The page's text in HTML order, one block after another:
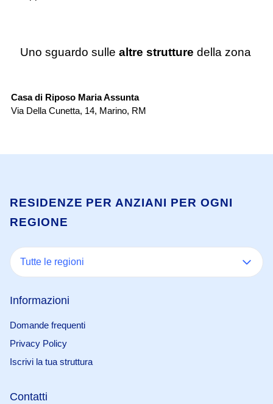
Uno sguardo sulle altre strutture della zona
Casa di Riposo Maria Assunta
Via Della Cunetta, 14, Marino, RM
RESIDENZE PER ANZIANI PER OGNI
REGIONE
Tutte le regioni
Informazioni
Domande frequenti
Privacy Policy
Iscrivi la tua struttura
Contatti